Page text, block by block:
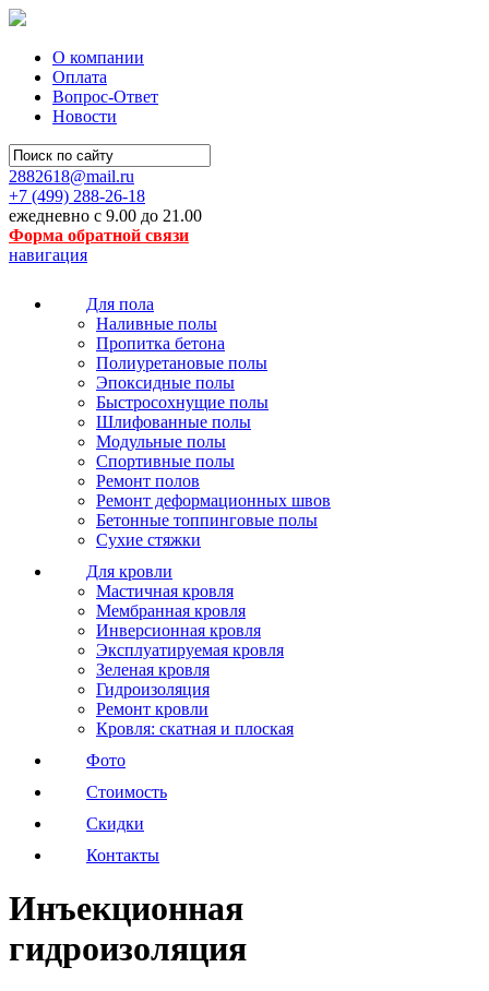
О компании
Оплата
Вопрос-Ответ
Новости
2882618@mail.ru
+7 (499) 288-26-18
ежедневно с 9.00 до 21.00
Форма обратной связи
навигация
Для пола
Наливные полы
Пропитка бетона
Полиуретановые полы
Эпоксидные полы
Быстросохнущие полы
Шлифованные полы
Модульные полы
Спортивные полы
Ремонт полов
Ремонт деформационных швов
Бетонные топпинговые полы
Сухие стяжки
Для кровли
Мастичная кровля
Мембранная кровля
Инверсионная кровля
Эксплуатируемая кровля
Зеленая кровля
Гидроизоляция
Ремонт кровли
Кровля: скатная и плоская
Фото
Стоимость
Скидки
Контакты
Инъекционная
гидроизоляция